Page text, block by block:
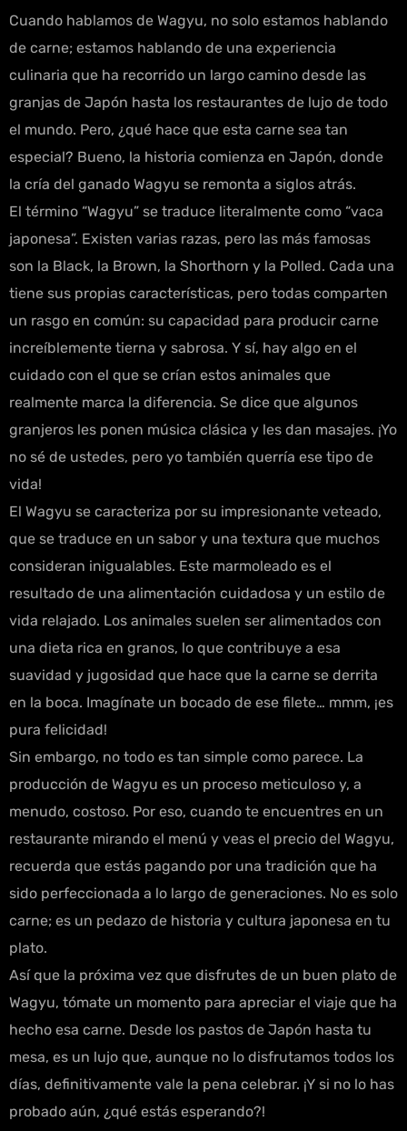
Cuando hablamos de Wagyu, no solo estamos hablando
de carne; estamos hablando de una experiencia
culinaria que ha recorrido un largo camino desde las
granjas de Japón hasta los restaurantes de lujo de todo
el mundo. Pero, ¿qué hace que esta carne sea tan
especial? Bueno, la historia comienza en Japón, donde
la cría del ganado Wagyu se remonta a siglos atrás.
El término “Wagyu” se traduce literalmente como “vaca
japonesa”. Existen varias razas, pero las más famosas
son la Black, la Brown, la Shorthorn y la Polled. Cada una
tiene sus propias características, pero todas comparten
un rasgo en común: su capacidad para producir carne
increíblemente tierna y sabrosa. Y sí, hay algo en el
cuidado con el que se crían estos animales que
realmente marca la diferencia. Se dice que algunos
granjeros les ponen música clásica y les dan masajes. ¡Yo
no sé de ustedes, pero yo también querría ese tipo de
vida!
El Wagyu se caracteriza por su impresionante veteado,
que se traduce en un sabor y una textura que muchos
consideran inigualables. Este marmoleado es el
resultado de una alimentación cuidadosa y un estilo de
vida relajado. Los animales suelen ser alimentados con
una dieta rica en granos, lo que contribuye a esa
suavidad y jugosidad que hace que la carne se derrita
en la boca. Imagínate un bocado de ese filete… mmm, ¡es
pura felicidad!
Sin embargo, no todo es tan simple como parece. La
producción de Wagyu es un proceso meticuloso y, a
menudo, costoso. Por eso, cuando te encuentres en un
restaurante mirando el menú y veas el precio del Wagyu,
recuerda que estás pagando por una tradición que ha
sido perfeccionada a lo largo de generaciones. No es solo
carne; es un pedazo de historia y cultura japonesa en tu
plato.
Así que la próxima vez que disfrutes de un buen plato de
Wagyu, tómate un momento para apreciar el viaje que ha
hecho esa carne. Desde los pastos de Japón hasta tu
mesa, es un lujo que, aunque no lo disfrutamos todos los
días, definitivamente vale la pena celebrar. ¡Y si no lo has
probado aún, ¿qué estás esperando?!